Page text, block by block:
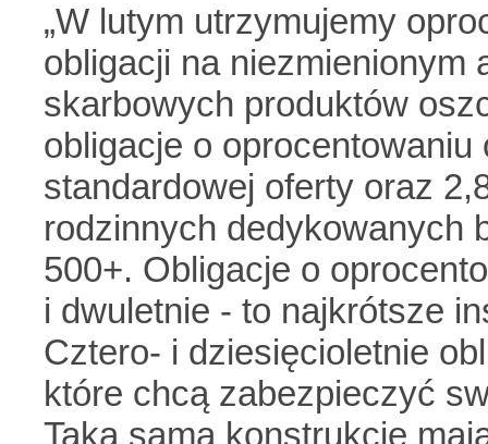
„W lutym utrzymujemy
obligacji na niezmienionym
skarbowych produktów
obligacje o
standardowej oferty oraz
rodzinnych dedykowanych
500+. Obligacje o
i dwuletnie - to najkrótsze
Cztero- i dziesięcioletnie
które chcą zabezpieczyć
Taką samą konstrukcję